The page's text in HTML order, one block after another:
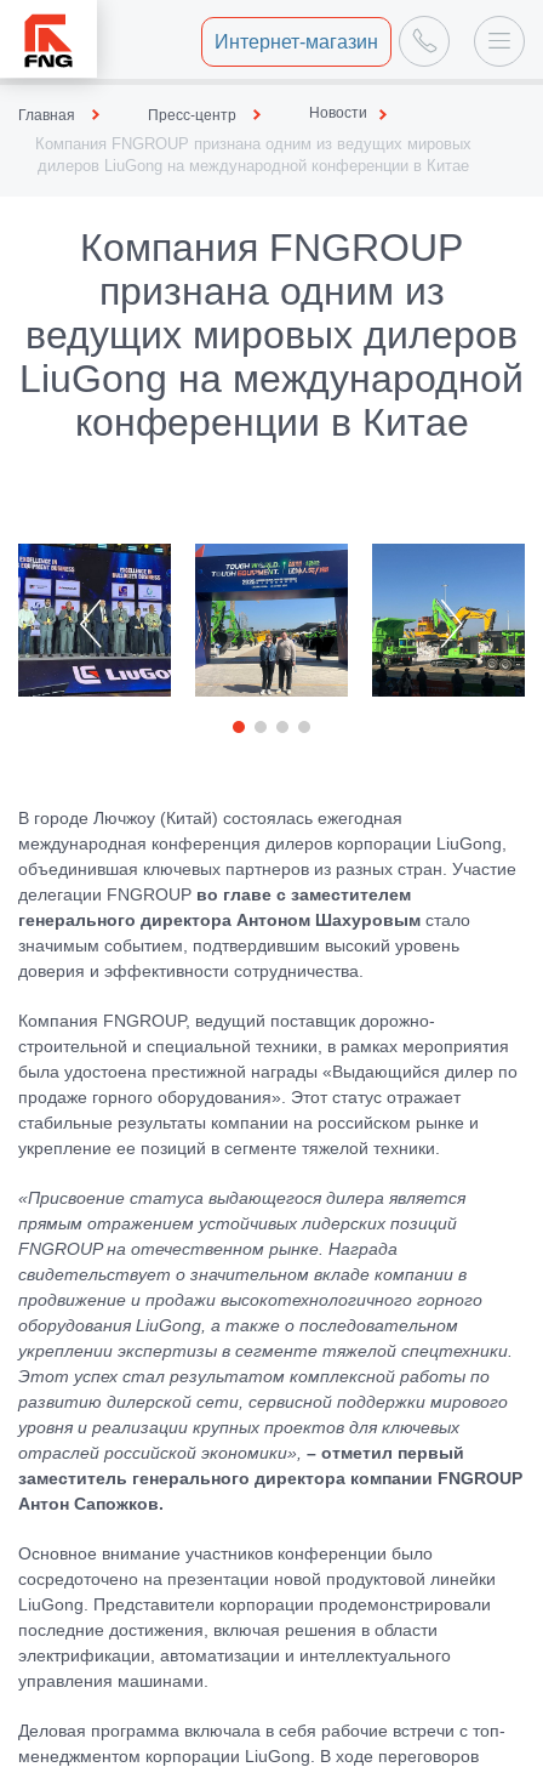
Интернет-магазин
Главная Пресс-центр Новости
Компания FNGROUP признана одним из ведущих мировых
дилеров LiuGong на международной конференции в Китае
Компания FNGROUP
признана одним из
ведущих мировых дилеров
LiuGong на международной
конференции в Китае
В городе Лючжоу (Китай) состоялась ежегодная
международная конференция дилеров корпорации LiuGong,
объединившая ключевых партнеров из разных стран. Участие
делегации FNGROUP во главе с заместителем
генерального директора Антоном Шахуровым стало
значимым событием, подтвердившим высокий уровень
доверия и эффективности сотрудничества.
Компания FNGROUP, ведущий поставщик дорожно-
строительной и специальной техники, в рамках мероприятия
была удостоена престижной награды «Выдающийся дилер по
продаже горного оборудования». Этот статус отражает
стабильные результаты компании на российском рынке и
укрепление ее позиций в сегменте тяжелой техники.
«Присвоение статуса выдающегося дилера является
прямым отражением устойчивых лидерских позиций
FNGROUP на отечественном рынке. Награда
свидетельствует о значительном вкладе компании в
продвижение и продажи высокотехнологичного горного
оборудования LiuGong, а также о последовательном
укреплении экспертизы в сегменте тяжелой спецтехники.
Этот успех стал результатом комплексной работы по
развитию дилерской сети, сервисной поддержки мирового
уровня и реализации крупных проектов для ключевых
отраслей российской экономики», – отметил первый
заместитель генерального директора компании FNGROUP
Антон Сапожков.
Основное внимание участников конференции было
сосредоточено на презентации новой продуктовой линейки
LiuGong. Представители корпорации продемонстрировали
последние достижения, включая решения в области
электрификации, автоматизации и интеллектуального
управления машинами.
Деловая программа включала в себя рабочие встречи с топ-
менеджментом корпорации LiuGong. В ходе переговоров